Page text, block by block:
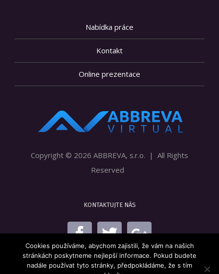
Nabídka práce
Kontakt
Online prezentace
Copyright © 2026 ABBREVA, s.r.o. | All Rights
Reserved
KONTAKTUJTE NÁS
Cookies používáme, abychom zajistili, že vám na našich
stránkách poskytneme nejlepší informace. Pokud budete
nadále používat tyto stránky, předpokládáme, že s tím